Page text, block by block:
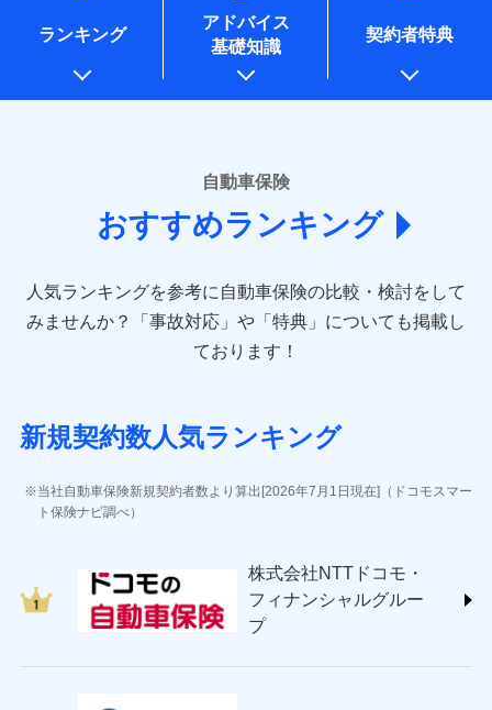
コンサルティングサービスの実施のため
アンケートやキャンペーン等の実施のため
上記に係る案内・手続き・管理等付帯業務を行うため
* 当社が委託を受けている保険会社の情報は、保険会社のホ
ームページに掲載しておりますので、ご確認ください。
あいおいニッセイ同和損害保険株式会社
(https://www.aioinissaydowa.co.jp/)
アクサ損害保険株式会社 (https://www.axa-
direct.co.jp/)
sompo.co.jp/)
東京海上ダイレクト損害保険株式会社 (https://www.e-
AIG損害保険株式会社 (https://www.aig.co.jp/sonpo)
ジェイアイ傷害火災保険株式会社
ソニー損害保険株式会社
(https://www.sonysonpo.co.jp/)
ＳＯＭＰＯダイレクト損害保険株式会社
(https://www.sompo-direct.co.jp/)
チューリッヒ保険会社 (https://www.zurich.co.jp/)
ランキング
アドバイス
基礎知識
契約者特典
自動車保険
おすすめランキング
人気ランキングを参考に自動車保険の比較・検討をして
みませんか？
「事故対応」や「特典」についても掲載し
ております！
新規契約数人気ランキング
当社自動車保険新規契約者数より算出[2026年7月1日現在]（ドコモスマー
ト保険ナビ調べ）
株式会社NTTドコモ・
フィナンシャルグルー
プ